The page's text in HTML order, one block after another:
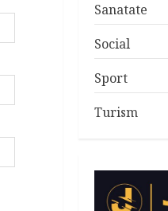
Sanatate
Social
Sport
Turism